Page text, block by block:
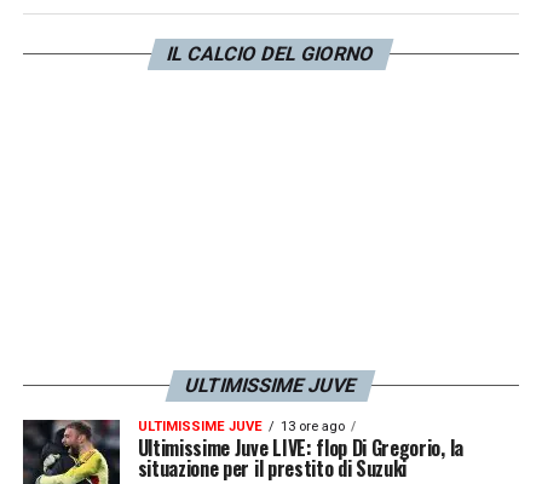
LA PLAYLIST DELLE NOSTRE TOP NEWS
IL CALCIO DEL GIORNO
ULTIMISSIME JUVE
ULTIMISSIME JUVE 13 ore ago
Ultimissime Juve LIVE: flop Di Gregorio, la
situazione per il prestito di Suzuki